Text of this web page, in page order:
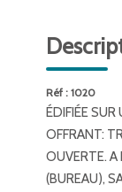
Réf : 1020
ÉDIFIÉE
OFFRANT:
OUVERTE. A
(BUREAU),